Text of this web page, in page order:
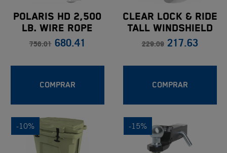
Polaris HD 2,500
Lb. Wire Rope
Winch
756.01 680.41
COMPRAR
CLEAR LOCK & RIDE
TALL WINDSHIELD
FOR SPORTSMAN
POLARIS
229.09 217.63
COMPRAR
-10% -15%